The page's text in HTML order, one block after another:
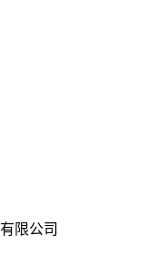
限公司